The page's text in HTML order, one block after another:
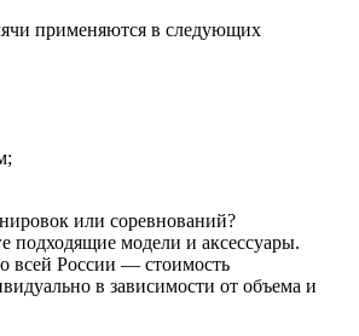
применяются в следующих
или соревнований?
подходящие модели и аксессуары.
всей России — стоимость
в зависимости от объема и